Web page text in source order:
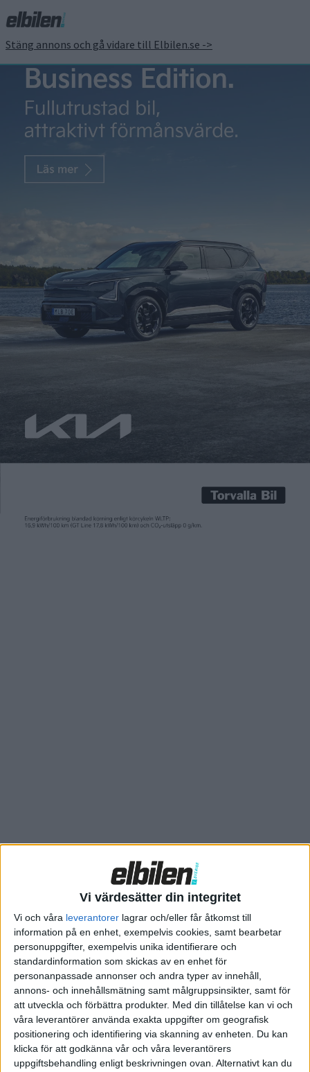
Vi värdesätter din integritet
Vi och våra leverantorer lagrar och/eller får åtkomst till
information på en enhet, exempelvis cookies, samt bearbetar
personuppgifter, exempelvis unika identifierare och
standardinformation som skickas av en enhet för
personanpassade annonser och andra typer av innehåll,
annons- och innehållsmätning samt målgruppsinsikter, samt för
att utveckla och förbättra produkter. Med din tillåtelse kan vi och
våra leverantörer använda exakta uppgifter om geografisk
positionering och identifiering via skanning av enheten. Du kan
klicka för att godkänna vår och våra leverantörers
uppgiftsbehandling enligt beskrivningen ovan. Alternativt kan du
Stäng annons och gå vidare till Elbilen.se ->
Ny kris på gång – brist på
sällsynta
jordartsmetaller hotar
bilindustrin
Som ett svar på de nya amerikanska handelstullarna införde
Kina i april restriktioner för landets export av sällsynta
olika industrier, bland annat hos biltillverkarna. Sällsynta
jordartsmetaller behövs för att tillverka både elmotorer till
elbilar och en rad andra komponenter för den elektroniska
arkitekturen. I Japan har […]
Ännu byggs det bilar hos Volkswagen.
Hos Volkswagen uppges situationen ännu inte ha orsakat
problem, men tillverkaren håller noga koll på utvecklingen